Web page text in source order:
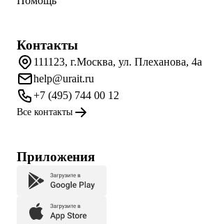
Контакты
111123, г.Москва, ул. Плеханова, 4а
help@urait.ru
+7 (495) 744 00 12
Все контакты
Приложения